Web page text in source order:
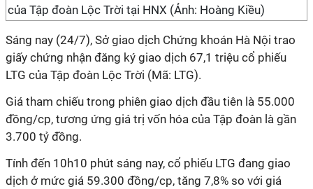
của Tập đoàn Lộc Trời tại HNX (Ảnh: Hoàng Kiều)
Sáng nay (24/7), Sở giao dịch Chứng khoán Hà Nội trao
giấy chứng nhận đăng ký giao dịch 67,1 triệu cổ phiếu
LTG của Tập đoàn Lộc Trời (Mã: LTG).
Giá tham chiếu trong phiên giao dịch đầu tiên là 55.000
đồng/cp, tương ứng giá trị vốn hóa của Tập đoàn là gần
3.700 tỷ đồng.
Tính đến 10h10 phút sáng nay, cổ phiếu LTG đang giao
dịch ở mức giá 59.300 đồng/cp, tăng 7,8% so với giá